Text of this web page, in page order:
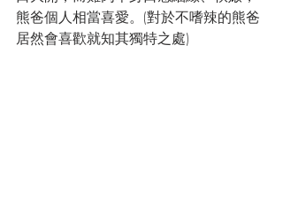
熊爸個人相當喜愛。(對於不嗜辣的熊爸
居然會喜歡就知其獨特之處)